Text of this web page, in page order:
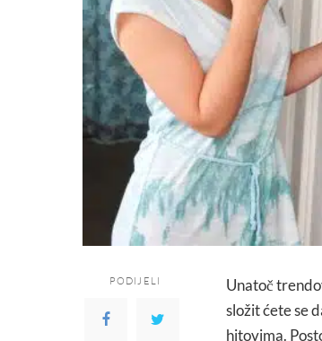
PODIJELI
Unatoč
složit ćete se
hitovima.